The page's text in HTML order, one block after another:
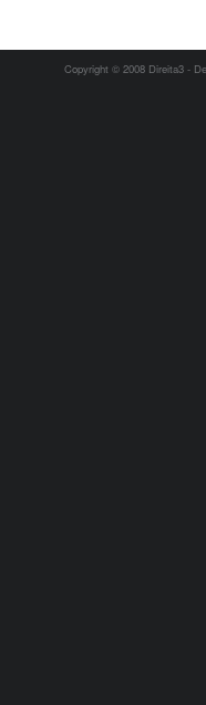
Copyright © 2008 Direita3 -